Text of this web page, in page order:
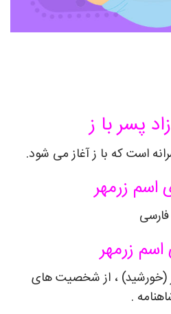
پسر با ز
است که با ز آغاز می شود.
اسم زرمهر
فارسی
اسم زرمهر
(خورشید) ، از شخصیت های
.